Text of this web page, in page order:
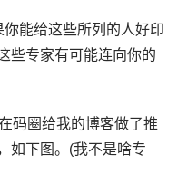
能给这些所列的人好印
些专家有可能连向你的
码圈给我的博客做了推
如下图。(我不是啥专